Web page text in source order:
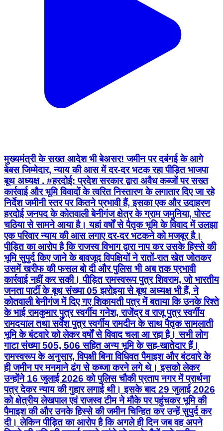
मुख्यमंत्री के सख्त आदेश भी बेअसर! जमीन पर दबंगई के आगे
हरदोई जनपद के कोतवाली बेनीगंज क्षेत्र के ग्राम जमुनिया, पोस्ट
चठिया से सामने आया है। यहां वर्षों से पैतृक भूमि के विवाद में उलझा
एक परिवार न्याय की आस लगाए दर-दर भटकने को मजबूर है।
पीड़ित का आरोप है कि राजस्व विभाग द्वारा नाप कर उसके हिस्से की
भूमि सुपुर्द किए जाने के बावजूद विपक्षियों ने रातों-रात खेत जोतकर
उसमें खरीफ की फसल बो दी और पुलिस भी अब तक प्रभावी
कार्रवाई नहीं कर सकी। पीड़ित रामस्वरूप पुत्र शिवराम, जो भारतीय
जनता पार्टी के बूथ संख्या 05 झरोइया से बूथ अध्यक्ष भी हैं, ने
कोतवाली बेनीगंज में दिए गए शिकायती पत्र में बताया कि उनके रिश्ते
के भाई रामकुमार पुत्र स्वर्गीय गनेश, राजेंद्र व राजू पुत्र स्वर्गीय
रामदयाल तथा सर्वेश पुत्र स्वर्गीय रामदीन के साथ पैतृक सामलाती
भूमि के बंटवारे को लेकर वर्षों से विवाद चला आ रहा है। सभी लोग
गाटा संख्या 505, 506 सहित अन्य भूमि के सह-खातेदार हैं।
रामस्वरूप के अनुसार, विपक्षी बिना विधिवत पैमाइश और बंटवारे के
ही जमीन पर मनमाने ढंग से कब्जा करने लगे थे। इसको लेकर
उन्होंने 16 जुलाई 2026 को पुलिस चौकी प्रताप नगर में प्रार्थना
पत्र देकर न्याय की गुहार लगाई थी। इसके बाद 29 जुलाई 2026
को क्षेत्रीय लेखपाल एवं राजस्व टीम ने मौके पर पहुंचकर भूमि की
पैमाइश की और उनके हिस्से की जमीन चिन्हित कर उन्हें सुपुर्द कर
दी। लेकिन पीड़ित का आरोप है कि अगले ही दिन जब वह अपने
हिस्से की भूमि की जुताई करने पहुंचे तो उनके पैरों तले जमीन
खिसक गई। रातों-रात विपक्षियों ने उनके हिस्से की भूमि पर ट्रैक्टर
चलवाकर जुताई करा दी और खरीफ की फसल, जिसमें तिल्ली की
बुवाई भी शामिल है, कर दी। उनका कहना है कि यह सब राजस्व
विभाग की पैमाइश को खुलेआम चुनौती देने और प्रशासनिक व्यवस्था